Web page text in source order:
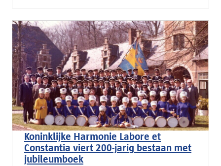
Koninklijke Harmonie Labore et
Constantia viert 200-jarig bestaan met
jubileumboek